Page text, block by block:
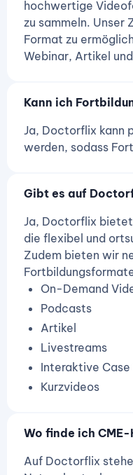
hochwertige
zu sammeln. Unser
Format zu
Webinar, Artikel
Kann ich
Ja, Doctorflix kann
werden, sodass
Gibt es auf
Ja, Doctorflix bietet
die flexibel und
Zudem bieten wir
On-Demand
Podcasts
Artikel
Livestreams
Interaktive Case
Kurzvideos
Wo finde ich
Auf Doctorflix